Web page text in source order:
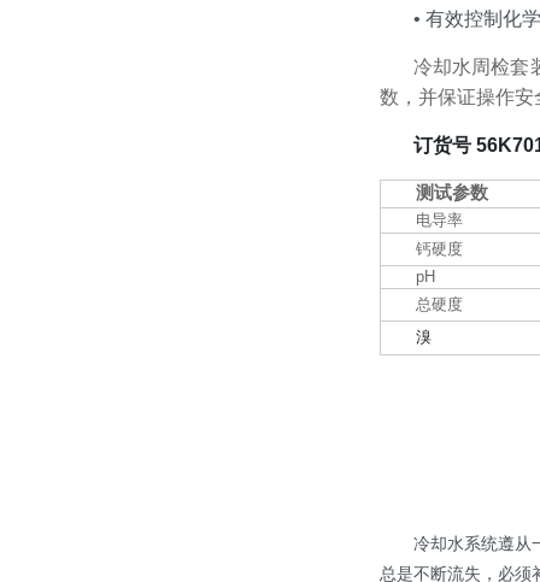
• 有效控制化
冷却水周检套
数，并保证操作
订货号
测试参数
电导率
钙硬度
pH
总硬度
溴
冷却水系统遵从
总是不断流失，必须